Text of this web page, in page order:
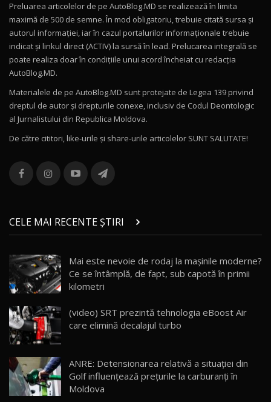
Mercedes-AMG E 53 HYBRID 4MATIC+ / Test
Drive AutoBlog.MD
16:27
11
Noul Volvo ES90 / Test Drive AutoBlog.MD
12
Noul MG HS / Test Drive AutoBlog.MD
16:48
13
combină aventura cu luxul / AutoBlog.MD
36:08
chinez care face lumea să se întoarcă după el
/ AutoBlog.MD
17:27
15 14:37
16
AutoBlogMD
13:10
17 20:06
Va fi modelul nr.1 BYD în Moldova? BYD Seal U
Preluarea articolelor de pe AutoBlog.MD se realizează în limita
maximă de 500 de semne. În mod obligatoriu, trebuie citată sursa și
autorul informației, iar în cazul portalurilor informaționale trebuie
indicat și linkul direct (ACTIV) la sursă în lead. Prelucarea integrală se
poate realiza doar în condițiile unui acord încheiat cu redacţia
AutoBlog.MD.
Materialele de pe AutoBlog.MD sunt protejate de Legea 139 privind
dreptul de autor și drepturile conexe, inclusiv de Codul Deontologic
al Jurnalistului din Republica Moldova.
De către cititori, like-urile şi share-urile articolelor SUNT SALUTATE!
CELE MAI RECENTE ȘTIRI
Mai este nevoie de rodaj la mașinile moderne?
Ce se întâmplă, de fapt, sub capotă în primii
kilometri
(video) SRT prezintă tehnologia eBoost Air
care elimină decalajul turbo
ANRE: Detensionarea relativă a situației din
Golf influențează prețurile la carburanți în
Moldova